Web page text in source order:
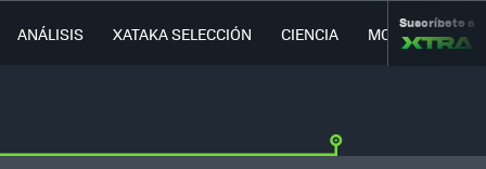
ANÁLISIS XATAKA SELECCIÓN CIENCIA MOVILIDAD
Suscríbete a